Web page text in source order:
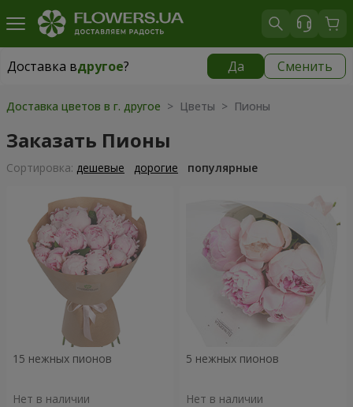
Доставка вдругое? Да Сменить
Доставка вдругое|
Доставка цветов в г. другое > Цветы > Пионы
Заказать Пионы
Cортировка: дешевые дорогие популярные
15 нежных пионов
Нет в наличии
5 нежных пионов
Нет в наличии